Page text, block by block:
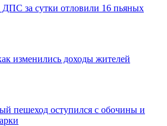
за сутки отловили 16 пьяных
изменились доходы жителей
пешеход оступился с обочины и